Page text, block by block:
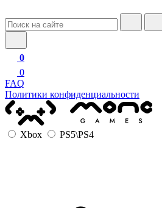
0
0
FAQ
Политики конфиденциальности
Xbox PS5\PS4